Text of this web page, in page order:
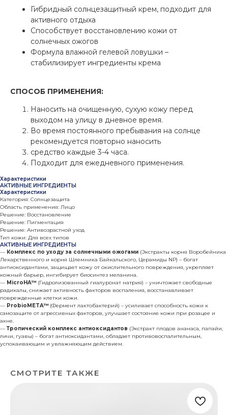
Гибридный солнцезащитный крем, подходит для
активного отдыха
Способствует восстановлению кожи от
солнечных ожогов
Формула влажной гелевой ловушки –
стабилизирует ингредиенты крема
СПОСОБ ПРИМЕНЕНИЯ:
Наносить на очищенную, сухую кожу перед
выходом на улицу в дневное время.
Во время постоянного пребывания на солнце
рекомендуется повторно наносить
средство каждые 3-4 часа.
Подходит для ежедневного применения.
Характеристики
АКТИВНЫЕ ИНГРЕДИЕНТЫ
Характеристики
Категория: Солнцезащита
Область применения: Лицо
Решение: Восстановление
Решение: Пигментация
Решение: Антивозрастной уход
Тип кожи: Для всех типов
АКТИВНЫЕ ИНГРЕДИЕНТЫ
— Комплекс по уходу за солнечными ожогами (Экстракты корня Воробейника
Лекарственного и корня Шлемника Байкальского, Церамиды NP) – богат
антиоксидантами, защищает кожу от окислительного повреждения, укрепляет
кожный барьер, ингибирует биосинтез меланина.
— MicroHA™ (Гидролизованный гиалуронат натрия) – уничтожает свободные
радикалы, снижает активность факторов воспаления, восстанавливает
поврежденные клетки кожи.
— ProbioMETA™ (Фермент лактобактерий) – усиливает способность кожи к
самозащите от агрессивных факторов, улучшает состояние кожи при розацее и
акне.
—Тропический комплекс антиоксидантов (Экстракт плодов ананаса, папайи,
личи, гуавы) – богат антиоксидантами, обладает противовоспалительным,
успокаивающим и увлажняющим действием.
СМОТРИТЕ ТАКЖЕ